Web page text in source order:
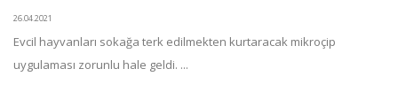
26.04.2021
Evcil hayvanları sokağa terk edilmekten kurtaracak mikroçip
uygulaması zorunlu hale geldi. ...